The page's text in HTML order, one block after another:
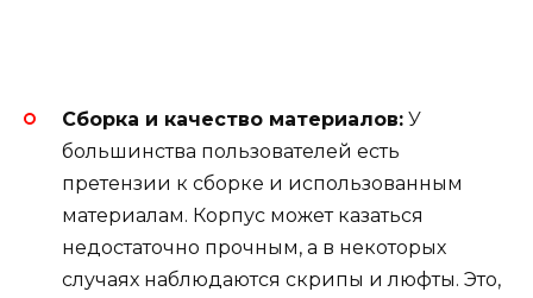
Сборка и качество материалов: У
большинства пользователей есть
претензии к сборке и использованным
материалам. Корпус может казаться
недостаточно прочным, а в некоторых
случаях наблюдаются скрипы и люфты. Это,